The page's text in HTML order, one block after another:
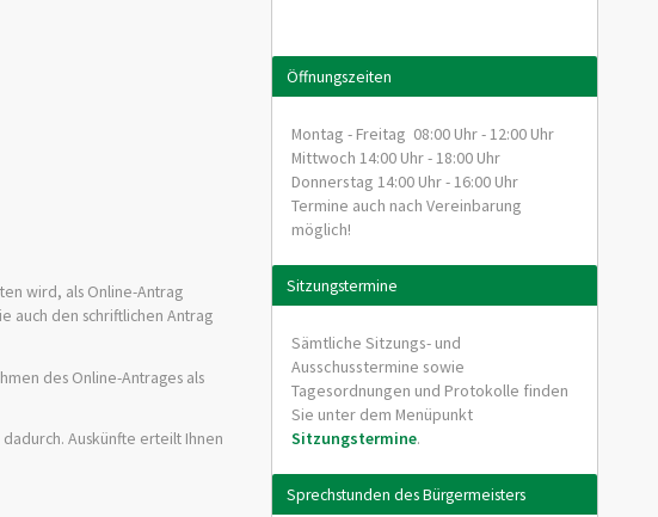
wird, als Online-Antrag
auch den schriftlichen Antrag
des Online-Antrages als
Auskünfte erteilt Ihnen
Öffnungszeiten
Montag - Freitag 08:00 Uhr - 12:00 Uhr
Mittwoch 14:00 Uhr - 18:00 Uhr
Donnerstag 14:00 Uhr - 16:00 Uhr
Termine auch nach Vereinbarung
möglich!
Sitzungstermine
Sämtliche Sitzungs- und
Ausschusstermine sowie
Tagesordnungen und Protokolle finden
Sie unter dem Menüpunkt
Sitzungstermine.
Sprechstunden des Bürgermeisters